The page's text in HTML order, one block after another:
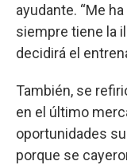
ayudante. “Me
siempre tiene la
decidirá el
También, se
en el último
oportunidades
porque se